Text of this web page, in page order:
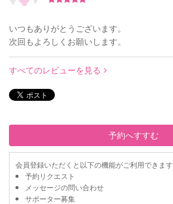
いつもありがとうございます。
次回もよろしくお願いします。
すべてのレビューを見る
予約へすすむ
会員登録いただくと以下の機能がご利用できます
予約リクエスト
メッセージの問い合わせ
サポーター募集